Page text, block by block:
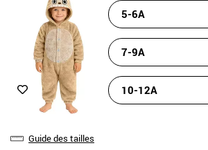
Guide des tailles
5-6A
7-9A
10-12A